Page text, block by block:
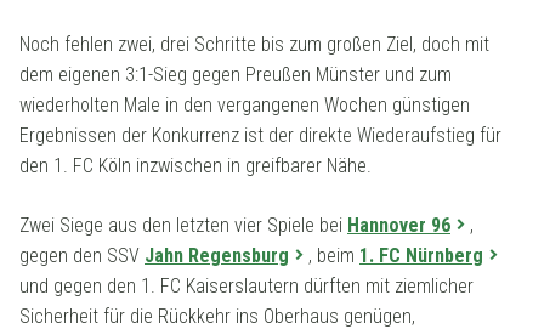
Noch fehlen zwei, drei Schritte bis zum großen Ziel, doch mit
dem eigenen 3:1-Sieg gegen Preußen Münster und zum
wiederholten Male in den vergangenen Wochen günstigen
Ergebnissen der Konkurrenz ist der direkte Wiederaufstieg für
den 1. FC Köln inzwischen in greifbarer Nähe.
Zwei Siege aus den letzten vier Spiele bei Hannover 96
,
gegen den SSV Jahn Regensburg , beim 1. FC Nürnberg
und gegen den 1. FC Kaiserslautern dürften mit ziemlicher
Sicherheit für die Rückkehr ins Oberhaus genügen,